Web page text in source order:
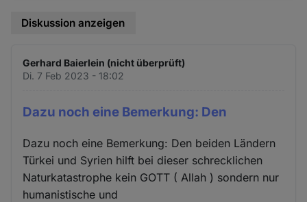
Diskussion anzeigen
Gerhard Baierlein (nicht überprüft)
Di. 7 Feb 2023 - 18:02
Dazu noch eine Bemerkung: Den
Dazu noch eine Bemerkung: Den beiden Ländern
Türkei und Syrien hilft bei dieser schrecklichen
Naturkatastrophe kein GOTT ( Allah ) sondern nur
humanistische und